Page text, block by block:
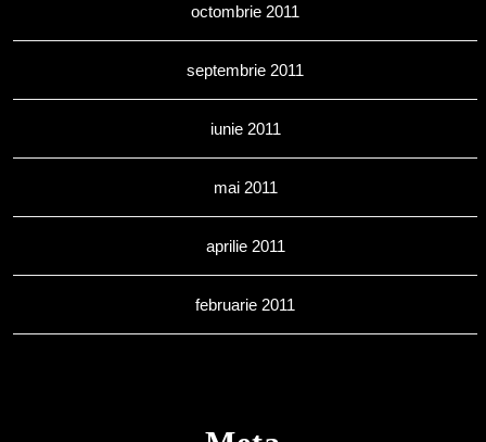
octombrie 2011
septembrie 2011
iunie 2011
mai 2011
aprilie 2011
februarie 2011